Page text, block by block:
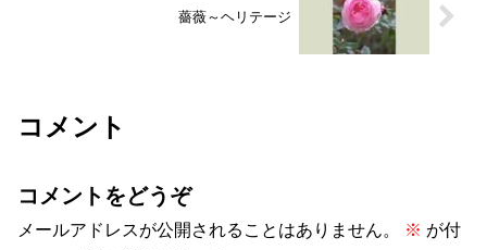
薔薇～ヘリテージ
コメント
コメントをどうぞ
メールアドレスが公開されることはありません。 ※ が付